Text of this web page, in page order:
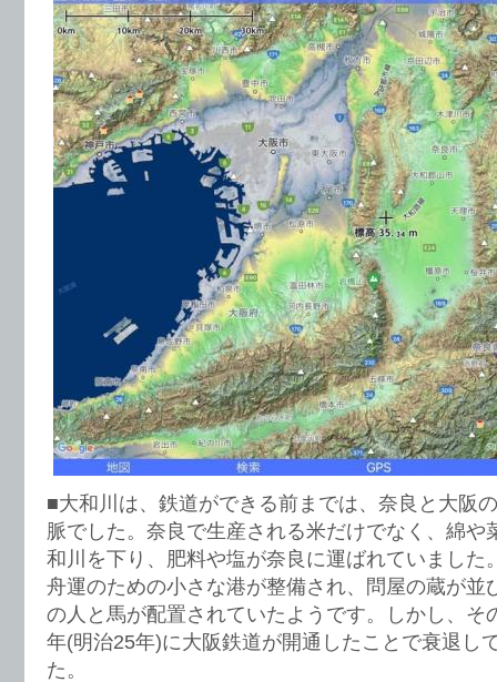
■大和川は、鉄道ができる前までは、奈良と大阪
脈でした。奈良で生産される米だけでなく、綿や
和川を下り、肥料や塩が奈良に運ばれていました
舟運のための小さな港が整備され、問屋の蔵が並
の人と馬が配置されていたようです。しかし、そ
年(明治25年)に大阪鉄道が開通したことで衰退し
た。